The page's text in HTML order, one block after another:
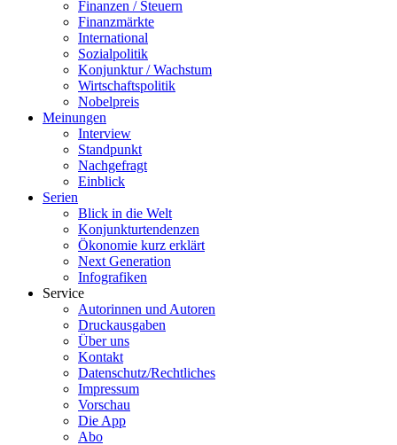
Finanzen / Steuern
Finanzmärkte
International
Sozialpolitik
Konjunktur / Wachstum
Wirtschaftspolitik
Nobelpreis
Meinungen
Interview
Standpunkt
Nachgefragt
Einblick
Serien
Blick in die Welt
Konjunkturtendenzen
Ökonomie kurz erklärt
Next Generation
Infografiken
Service
Autorinnen und Autoren
Druckausgaben
Über uns
Kontakt
Datenschutz/Rechtliches
Impressum
Vorschau
Die App
Abo